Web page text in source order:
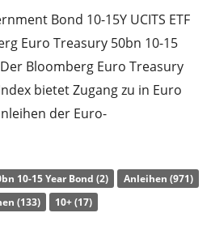
Bond 10-15Y UCITS ETF
Euro Treasury 50bn 10-15
Bloomberg Euro Treasury
bietet Zugang zu in Euro
der Euro-
10-15 Jahre. Rating:
des ETF liegt bei
Bond 10-15Y UCITS
10-15 Year Bond (2)
Anleihen (971)
(133) 10+ (17)